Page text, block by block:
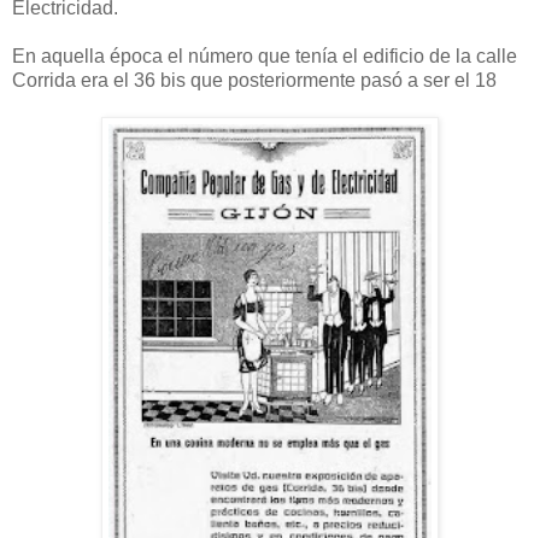
Electricidad.
En aquella época el número que tenía el edificio de la calle
Corrida era el 36 bis que posteriormente pasó a ser el 18